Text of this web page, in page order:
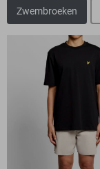
Zwembroeken